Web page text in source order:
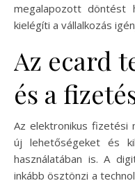
megalapozott döntést
kielégíti a vállalkozás
Az ecard
és a
Az elektronikus fizetési
új lehetőségeket és
használatában is. A
inkább ösztönzi a